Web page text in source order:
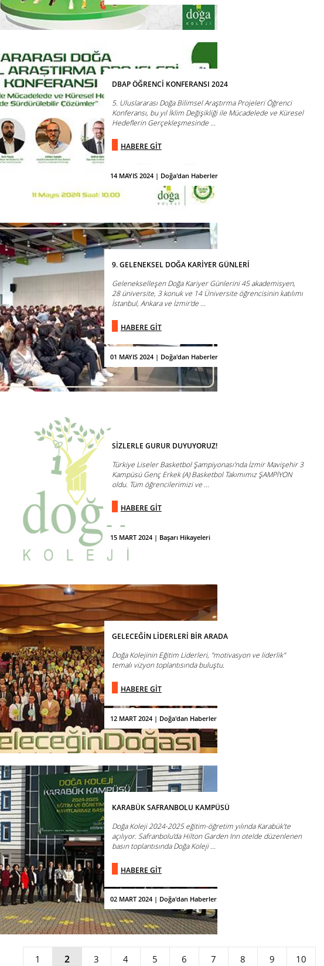
14 MAYIS 2024 | Doğa'dan Haberler
DBAP ÖĞRENCİ KONFERANSI 2024
5. Uluslararası Doğa Bilimsel Araştırma Projeleri Öğrenci
Konferansı, bu yıl İklim Değişikliği ile Mücadelede ve Küresel
Hedeflerin Gerçekleşmesinde ...
HABERE GİT
01 MAYIS 2024 | Doğa'dan Haberler
9. GELENEKSEL DOĞA KARİYER GÜNLERİ
Gelenekselleşen Doğa Kariyer Günlerini 45 akademisyen,
28 üniversite, 3 konuk ve 14 Üniversite öğrencisinin katılımı
İstanbul, Ankara ve İzmir'de ...
HABERE GİT
15 MART 2024 | Başarı Hikayeleri
SİZLERLE GURUR DUYUYORUZ!
Türkiye Liseler Basketbol Şampiyonası’nda İzmir Mavişehir 3
Kampüsü Genç Erkek (A) Basketbol Takımımız ŞAMPİYON
oldu. Tüm öğrencilerimizi ve ...
HABERE GİT
12 MART 2024 | Doğa'dan Haberler
GELECEĞİN LİDERLERİ BİR ARADA
Doğa Kolejinin Eğitim Liderleri, "motivasyon ve liderlik"
temalı vizyon toplantısında buluştu.
HABERE GİT
02 MART 2024 | Doğa'dan Haberler
KARABÜK SAFRANBOLU KAMPÜSÜ
Doğa Koleji 2024-2025 eğitim-öğretim yılında Karabük’te
açılıyor. Safranbolu’da Hilton Garden Inn otelde düzenlenen
basın toplantısında Doğa Koleji ...
HABERE GİT
1 2 3 4 5 6 7 8 9 10